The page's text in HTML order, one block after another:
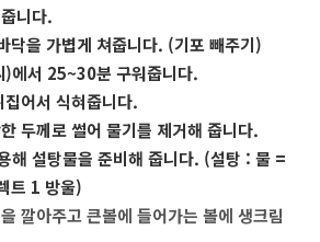
니다.
닥을 가볍게 쳐줍니다. (기포 빼주기)
서 25~30분 구워줍니다.
어서 식혀줍니다.
두께로 썰어 물기를 제거해 줍니다.
해 설탕물을 준비해 줍니다. (설탕 : 물 =
트 1 방울)
깔아주고 큰볼에 들어가는 볼에 생크림